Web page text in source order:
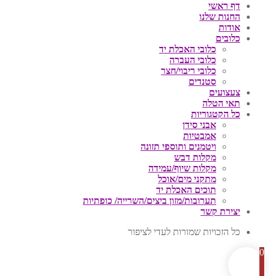
דף ראשי
החנות שלנו
אודות
כלובים
כלובי האכלת יד
כלובי העברה
כלובי ריבוי/חצר
סטנדים
צעצועים
תאי הטלה
כל הקטגוריות
אבני סידן
אמבטיות
ויטמנים ותוספי תזונה
מקלות דבש
מקלות שיוף/עמידה
מתקני מים/אוכל
תוכים האכלת יד
תערובות/מזון ביצים/השרייה/ כופתיות
יצירת קשר
כל הזכויות שמורות לעדי לציפור
0